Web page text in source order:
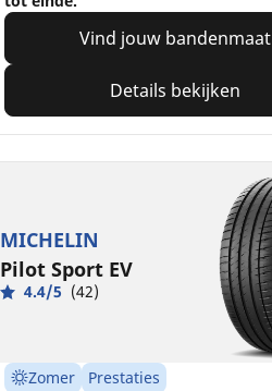
Vind jouw bandenmaat
Details bekijken
MICHELIN
Pilot Sport EV
4.4/5 (42)
Zomer
Prestaties